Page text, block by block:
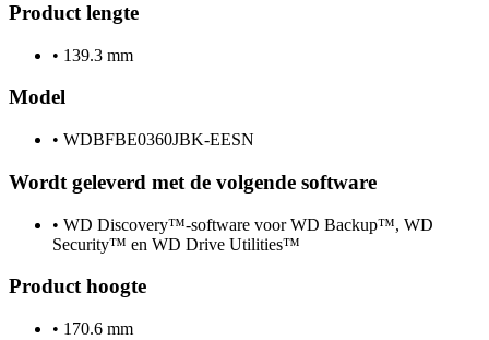
Product lengte
• 139.3 mm
Model
• WDBFBE0360JBK-EESN
Wordt geleverd met de volgende software
• WD Discovery™-software voor WD Backup™, WD
Security™ en WD Drive Utilities™
Product hoogte
• 170.6 mm